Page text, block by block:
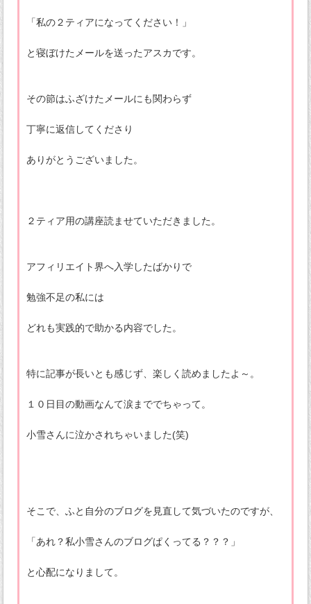
「私の２ティアになってください！」
と寝ぼけたメールを送ったアスカです。
その節はふざけたメールにも関わらず
丁寧に返信してくださり
ありがとうございました。
２ティア用の講座読ませていただきました。
アフィリエイト界へ入学したばかりで
勉強不足の私には
どれも実践的で助かる内容でした。
特に記事が長いとも感じず、楽しく読めましたよ～。
１０日目の動画なんて涙まででちゃって。
小雪さんに泣かされちゃいました(笑)
そこで、ふと自分のブログを見直して気づいたのですが、
「あれ？私小雪さんのブログぱくってる？？？」
と心配になりまして。